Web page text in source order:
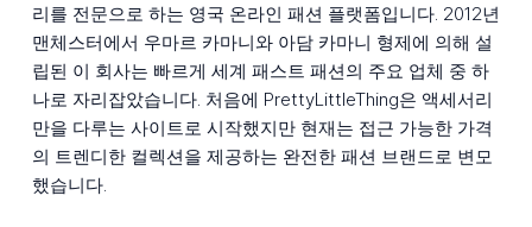
리를 전문으로 하는 영국 온라인 패션 플랫폼입니다. 2012년
맨체스터에서 우마르 카마니와 아담 카마니 형제에 의해 설
립된 이 회사는 빠르게 세계 패스트 패션의 주요 업체 중 하
나로 자리잡았습니다. 처음에 PrettyLittleThing은 액세서리
만을 다루는 사이트로 시작했지만 현재는 접근 가능한 가격
의 트렌디한 컬렉션을 제공하는 완전한 패션 브랜드로 변모
했습니다.